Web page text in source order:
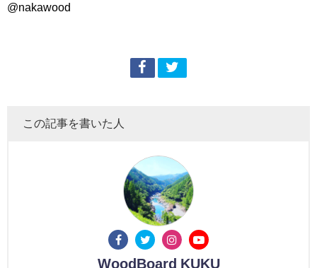
@nakawood
この記事を書いた人
WoodBoard KUKU